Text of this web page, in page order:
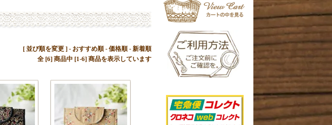
[ 並び順を変更 ] - おすすめ順- 価格順- 新着順
全 [6] 商品中 [1-6] 商品を表示しています